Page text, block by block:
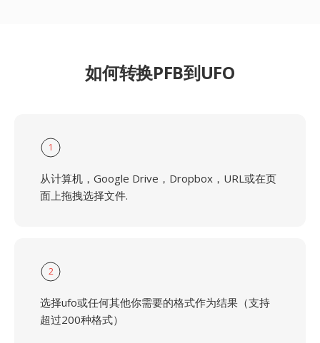
如何转换PFB到UFO
1
从计算机，Google Drive，Dropbox，URL或在页
面上拖拽选择文件.
2
选择ufo或任何其他你需要的格式作为结果（支持
超过200种格式）